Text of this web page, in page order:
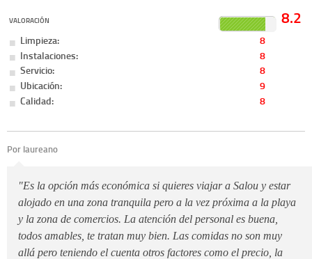
VALORACIÓN 8.2
Limpieza:
8
Instalaciones:
8
Servicio:
8
Ubicación:
9
Calidad:
8
Por laureano
"Es la opción más económica si quieres viajar a Salou y estar
alojado en una zona tranquila pero a la vez próxima a la playa
y la zona de comercios. La atención del personal es buena,
todos amables, te tratan muy bien. Las comidas no son muy
allá pero teniendo el cuenta otros factores como el precio, la